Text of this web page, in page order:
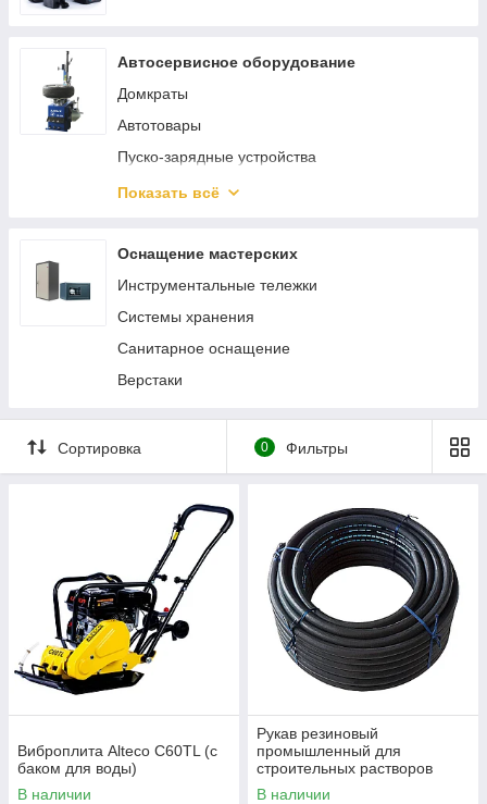
Автосервисное оборудование
Домкраты
Автотовары
Пуско-зарядные устройства
Трубогибы
Шиномонтажное оборудование
Кантователи двигателя
Краны гаражные
Лежаки подкатные
Подставки страховочные
Трансмиссионные стойки
Гидравлические цилиндры и насосы
Подъемники автомобильные
Стяжки пружин
Специальный инструмент
Станки и мойки деталей
Диагностическое оборудование
Вытяжка выхлопных газов
Кузовной ремонт
Фонари и переноски
Показать всё
Оснащение мастерских
Инструментальные тележки
Системы хранения
Санитарное оснащение
Верстаки
Сортировка 0 Фильтры
Виброплита Alteco C60TL (с
баком для воды)
В наличии
Рукав резиновый
промышленный для
строительных растворов
SEMPERIT SM40 50х8мм 1м
В наличии